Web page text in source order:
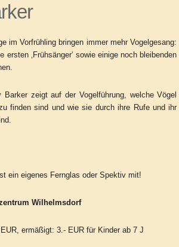
im Vorfrühling bringen immer mehr Vogelgesang:
‚Frühsänger‘ sowie einige noch bleibenden
Barker zeigt auf der Vogelführung, welche Vögel
finden sind und wie sie durch ihre Rufe und ihr
ein eigenes Fernglas oder Spektiv mit!
Wilhelmsdorf
ermäßigt: 3.- EUR für Kinder ab 7 J